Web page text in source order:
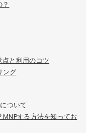
点と利用のコツ
ング
ついて
する方法を知ってお